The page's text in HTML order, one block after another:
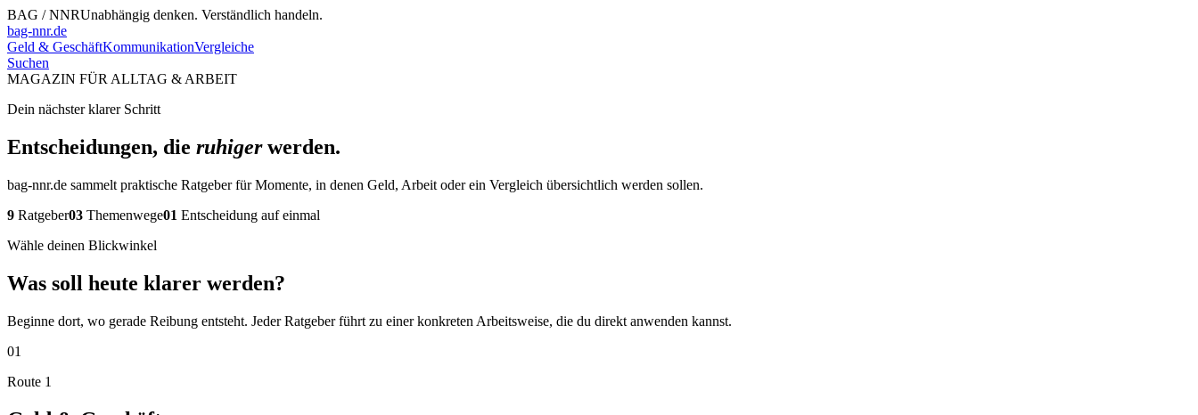
BAG / NNRUnabhängig denken. Verständlich handeln.
bag-nnr.de
Geld & GeschäftKommunikationVergleiche
Suchen
MAGAZIN FÜR ALLTAG & ARBEIT
Dein nächster klarer Schritt
Entscheidungen, die ruhigerwerden.
bag-nnr.de sammelt praktische Ratgeber für Momente, in denen Geld, Arbeit oder ein Vergleich übersichtlich werden sollen.
9 Ratgeber03 Themenwege01 Entscheidung auf einmal
Wähle deinen Blickwinkel
Was soll heute klarer werden?
Beginne dort, wo gerade Reibung entsteht. Jeder Ratgeber führt zu einer konkreten Arbeitsweise, die du direkt anwenden kannst.
01
Route 1